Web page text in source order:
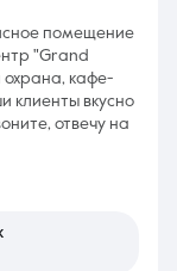
помещение
"Grand
охрана, кафе-
клиенты вкусно
отвечу на